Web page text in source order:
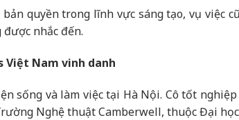
quyền trong lĩnh vực sáng tạo, vụ việc
nhắc đến.
Việt Nam vinh danh
sống và làm việc tại Hà Nội. Cô tốt
Nghệ thuật Camberwell, thuộc Đại